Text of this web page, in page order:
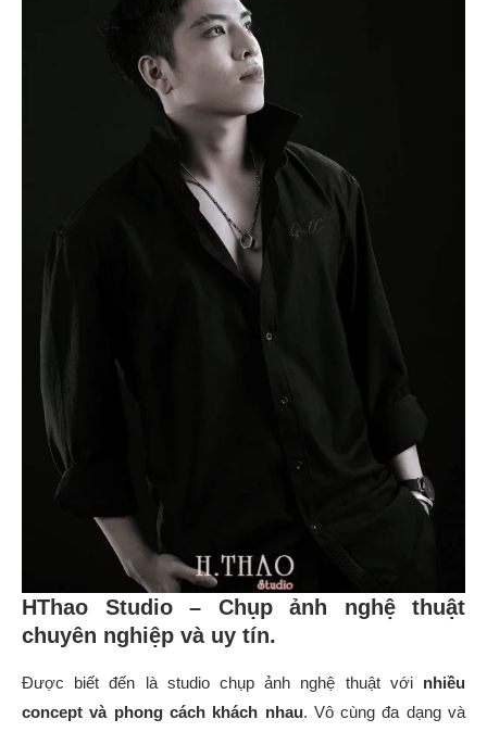
HThao Studio – Chụp ảnh nghệ thuật
chuyên nghiệp và uy tín.
Được biết đến là studio chụp ảnh nghệ thuật với nhiều
concept và phong cách khách nhau. Vô cùng đa dạng và